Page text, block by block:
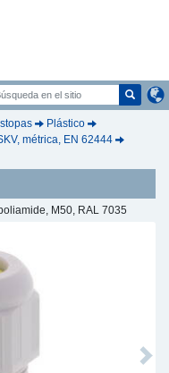
Plástico
métrica, EN 62444
M50, RAL 7035
Next